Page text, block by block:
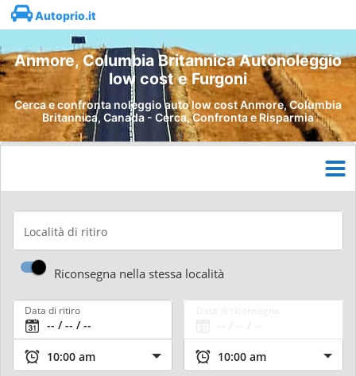
Autoprio.it
Anmore, Columbia Britannica Autonoleggio
low cost e Furgoni
Cerca e confronta noleggio auto low cost Anmore, Columbia
Britannica, Canada - Cerca, Confronta e Risparmia
Località di ritiro
Riconsegna nella stessa località
Data di ritiro